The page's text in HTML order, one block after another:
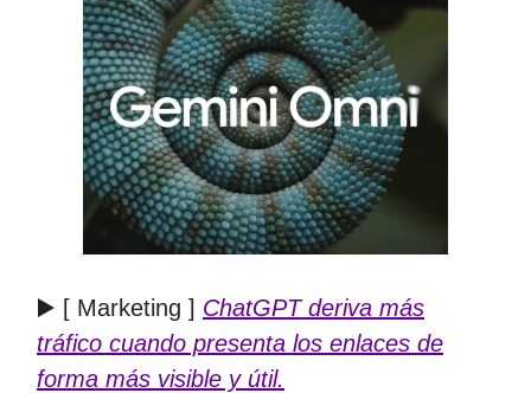
▶️ [ Marketing ] ChatGPT deriva más
tráfico cuando presenta los enlaces de
forma más visible y útil.